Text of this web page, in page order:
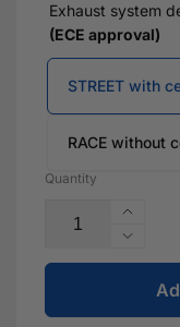
Exhaust system
(ECE approval)
STREET with
RACE without
Quantity
the
size
the
the
size
for